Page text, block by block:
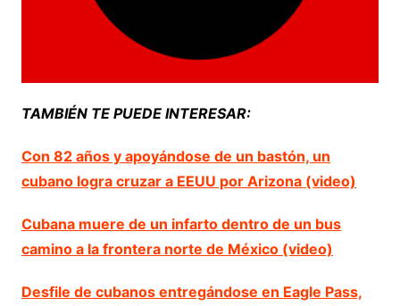
TAMBIÉN TE PUEDE INTERESAR:
Con 82 años y apoyándose de un bastón, un
cubano logra cruzar a EEUU por Arizona (video)
Cubana muere de un infarto dentro de un bus
camino a la frontera norte de México (video)
Desfile de cubanos entregándose en Eagle Pass,